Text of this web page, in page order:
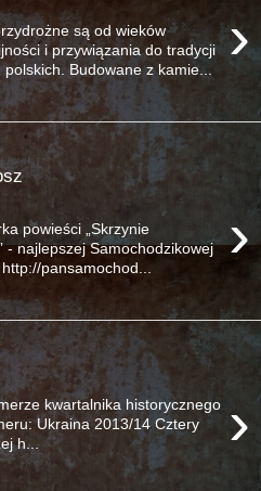
›
są od wieków
i przywiązania do tradycji
polskich. Budowane z kamie...
›
powieści „Skrzynie
- najlepszej Samochodzikowej
pansamochod...
›
kwartalnika historycznego
Ukraina 2013/14 Cztery
h...